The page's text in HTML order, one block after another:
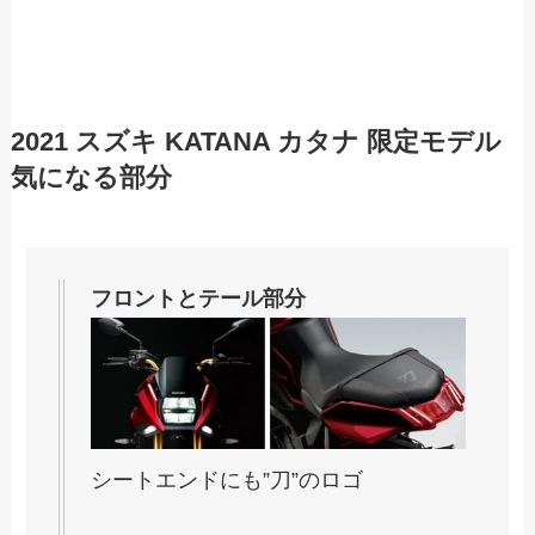
2021 スズキ KATANA カタナ 限定モデル
気になる部分
フロントとテール部分
シートエンドにも”刀”のロゴ